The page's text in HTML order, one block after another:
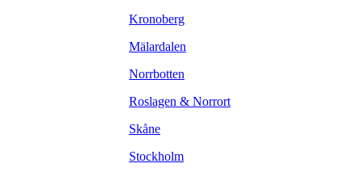
Kronoberg
Mälardalen
Norrbotten
Roslagen & Norrort
Skåne
Stockholm